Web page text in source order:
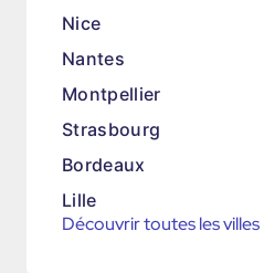
Nice
Nantes
Montpellier
Strasbourg
Bordeaux
Lille
Découvrir toutes les villes